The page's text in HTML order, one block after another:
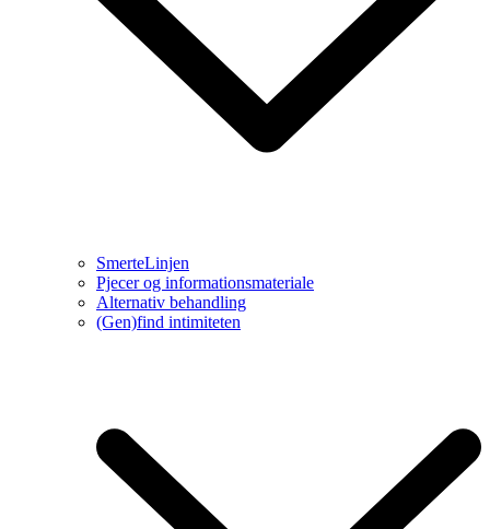
SmerteLinjen
Pjecer og informationsmateriale
Alternativ behandling
(Gen)find intimiteten